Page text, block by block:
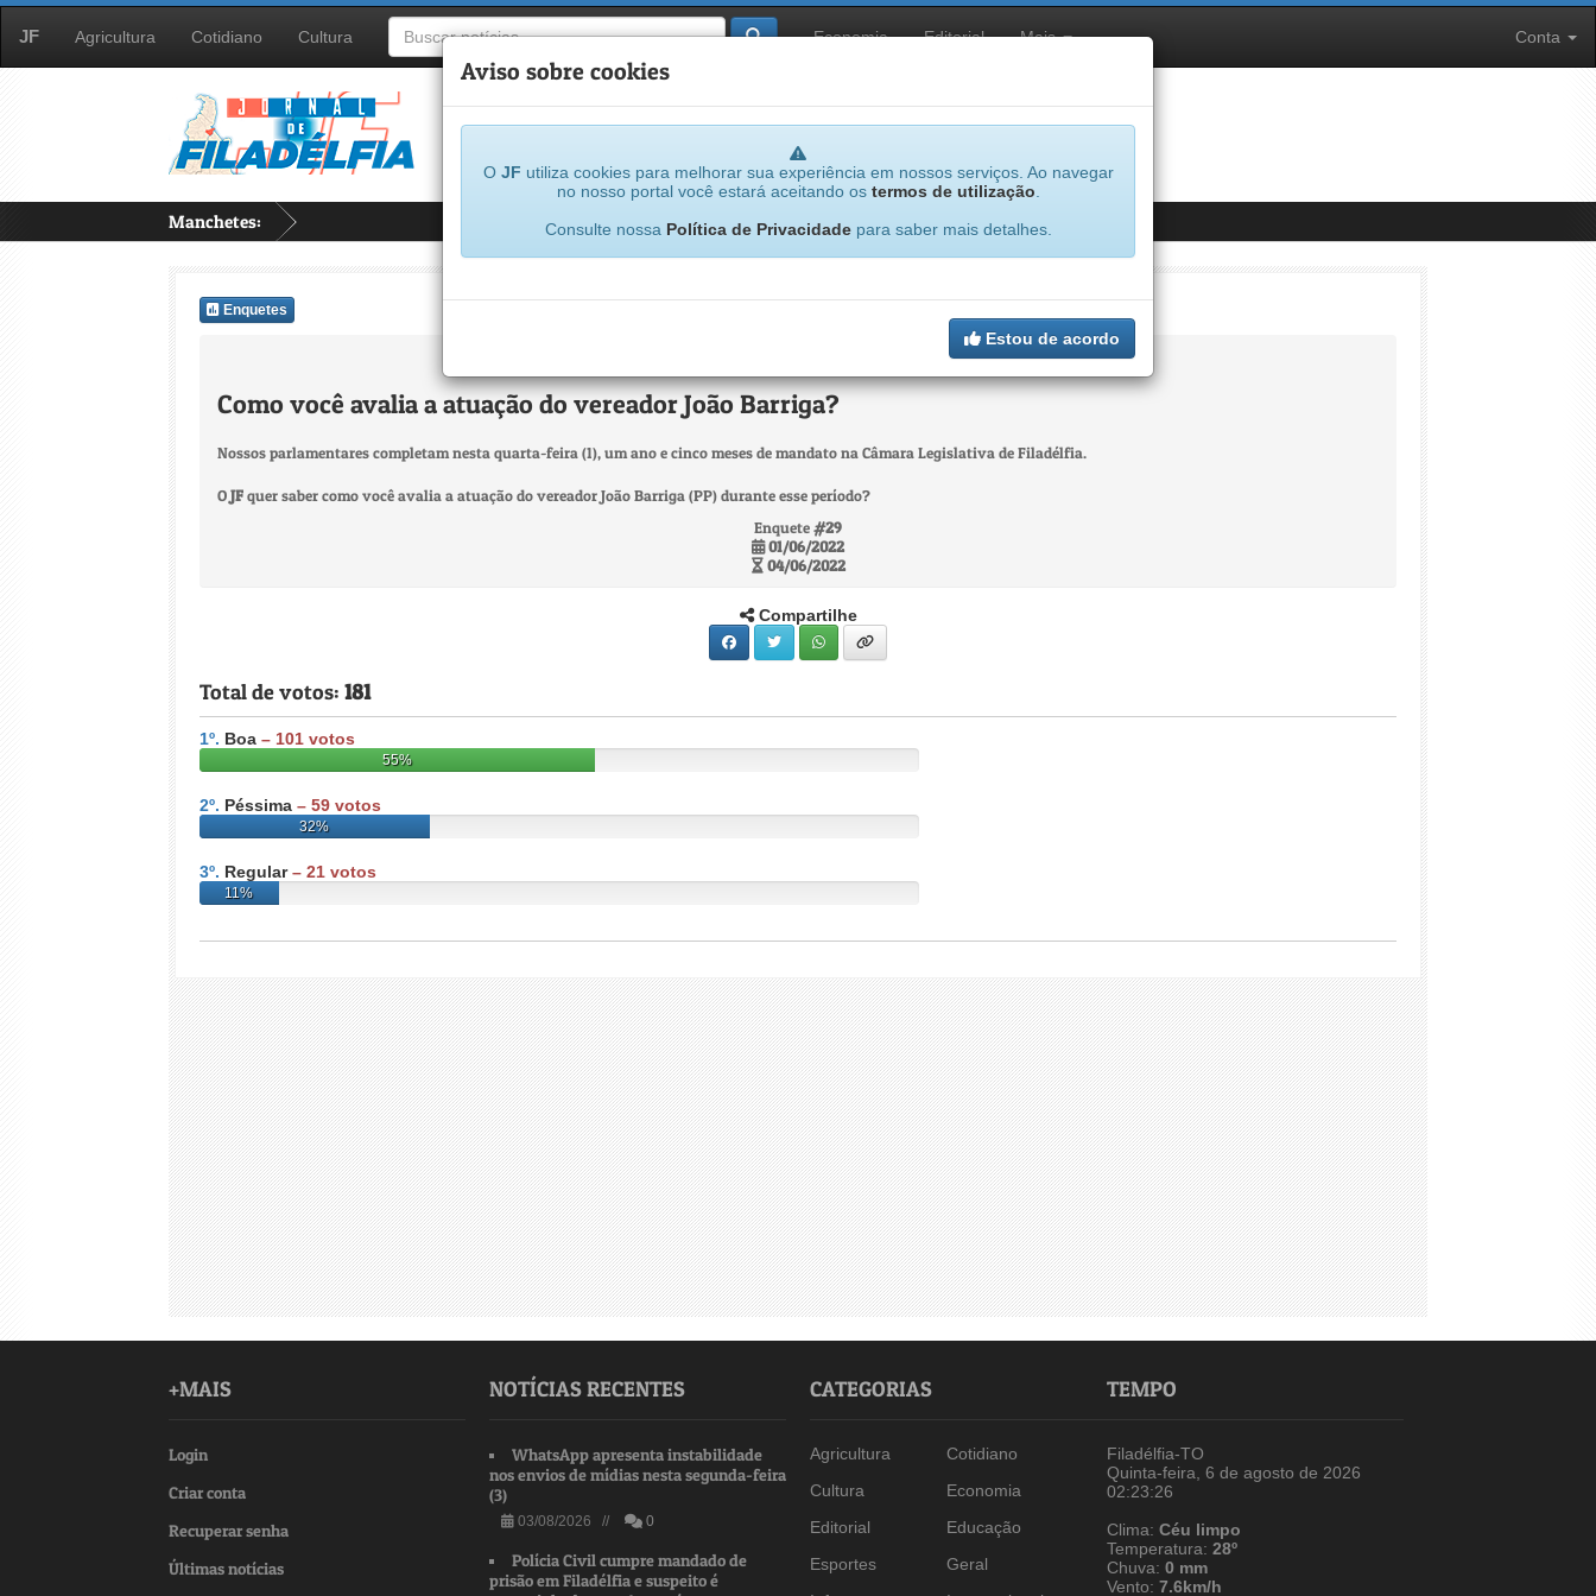
JF Agricultura Cotidiano Cultura Economia Editorial Mais Conta
Manchetes:
Aviso sobre cookies
O JF utiliza cookies para melhorar sua experiência em nossos serviços. Ao navegar
no nosso portal você estará aceitando os termos de utilização
Consulte nossa Política de Privacidadepara saber mais detalhes.
Estou de acordo
Enquetes
Como você avalia a atuação do vereador João Barriga?
Nossos parlamentares completam nesta quarta-feira (1), um ano e cinco meses de mandato na Câmara Legislativa de Filadélfia.
OJFquer saber como você avalia a atuação do vereador João Barriga (PP) durante esse período?
Enquete#29
01/06/2022
04/06/2022
Compartilhe
Total de votos: 181
1º. Boa – 101 votos
55%
2º. Péssima – 59 votos
32%
3º. Regular– 21 votos
11%
+MAIS
Login
Criar conta
Recuperar senha
Últimas notícias
NOTÍCIAS RECENTES
WhatsApp apresenta instabilidade
nos envios de mídias nesta segunda-feira
(3)
03/08/2026 // 0
Polícia Civil cumpre mandado de
prisão em Filadélfia e suspeito é
CATEGORIAS
Agricultura
Cotidiano
Cultura
Economia
Editorial
Educação
Esportes
Geral
TEMPO
Filadélfia-TO
Quinta-feira, 6 de agosto de 2026
02:23:26
Clima: Céu limpo
Temperatura: 28º
Chuva: 0 mm
Vento: 7.6km/h